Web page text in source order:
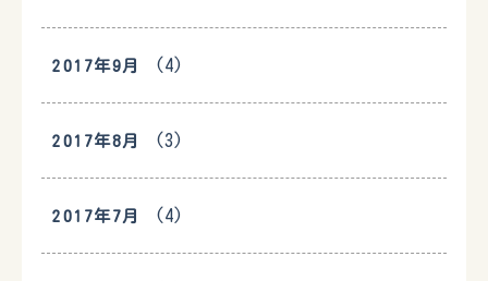
2017年9月 (4)
2017年8月 (3)
2017年7月 (4)